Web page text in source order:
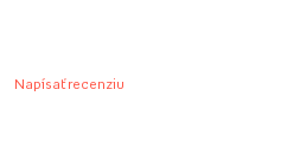
Napísať recenziu